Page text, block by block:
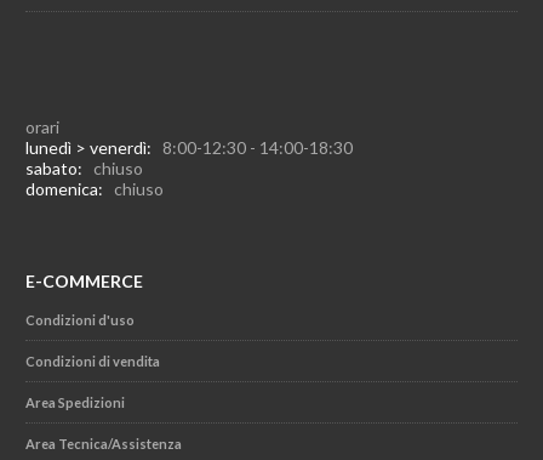
orari
lunedì > venerdì: 8:00-12:30 - 14:00-18:30
sabato: chiuso
domenica: chiuso
E-COMMERCE
Condizioni d'uso
Condizioni di vendita
Area Spedizioni
Area Tecnica/Assistenza